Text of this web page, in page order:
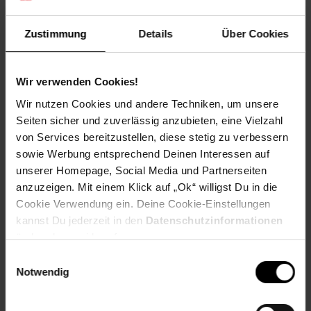
Zustimmung Details Über Cookies
Wir verwenden Cookies!
Wir nutzen Cookies und andere Techniken, um unsere
Seiten sicher und zuverlässig anzubieten, eine Vielzahl
von Services bereitzustellen, diese stetig zu verbessern
sowie Werbung entsprechend Deinen Interessen auf
unserer Homepage, Social Media und Partnerseiten
anzuzeigen. Mit einem Klick auf „Ok“ willigst Du in die
Cookie Verwendung ein. Deine Cookie-Einstellungen
kannst Du jederzeit in den Datenschutzinformationen
ändern bzw. widerrufen.
Notwendig
Lieferumfang:Brandson 150 W LED Outdoor-Baustrahler +
Bedienungsanleitung
Technische Daten:
Spannungsversorgung: 220 – 240 V AC / 50-60 Hz, 150
W
Netzkabel Typ F Stecker (CEE 7/4) outdoor, 4 m Länge
Leistungsaufnahme: 150 W
Abstrahlwinkel: ca. 120°
Farbtemperatur: 2700K (warmweiß)
Lichtstärke: 12.000 Lumen
Anzahl der LEDs: 216 SMD